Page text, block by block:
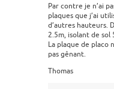
Par contre je n’ai
plaques que j’ai
d’autres hauteurs.
2.5m, isolant de sol
La plaque de placo
pas gênant.
Thomas